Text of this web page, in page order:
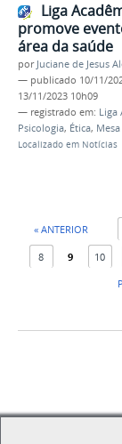
Liga
promove
área da saúde
por Juciane de Jesus
— publicado 10/11/
13/11/2023 10h09
— registrado em: Liga
Psicologia, Ética,
Localizado em Notícias
« ANTERIOR
8 9 10